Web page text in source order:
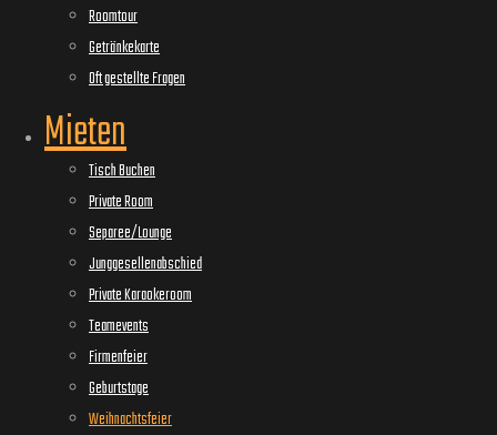
Roomtour
Getränkekarte
Oft gestellte Fragen
Mieten
Tisch Buchen
Private Room
Separee/Lounge
Junggesellenabschied
Private Karaokeroom
Teamevents
Firmenfeier
Geburtstage
Weihnachtsfeier